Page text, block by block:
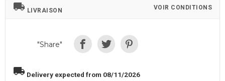
local_shipping LIVRAISON VOIR CONDITIONS
"Share"
local_shipping Delivery expected from 08/11/2026